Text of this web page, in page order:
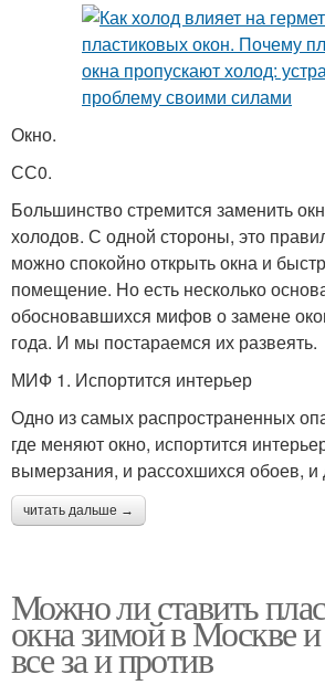
Окно.
СС0.
Большинство стремится заменить
холодов. С одной стороны, это
можно спокойно открыть окна и
помещение. Но есть несколько
обосновавшихся мифов о замене
года. И мы постараемся их развеять.
МИФ 1. Испортится интерьер
Одно из самых распространенных
где меняют окно, испортится
вымерзания, и рассохшихся обоев, и
читать дальше →
Можно ли ставить
окна зимой в Москве и
все за и против